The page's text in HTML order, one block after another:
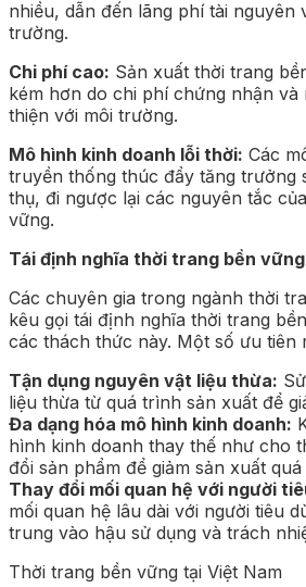
nhiều, dẫn đến lãng phí tài nguyên
trường.
Chi phí cao: Sản xuất thời trang
kém hơn do chi phí chứng nhận và
thiện với môi trường.
Mô hình kinh doanh lỗi thời: Các
truyền thống thúc đẩy tăng trưởng
thụ, đi ngược lại các nguyên tắc
vững.
Tái định nghĩa thời trang bền
Các chuyên gia trong ngành thời
kêu gọi tái định nghĩa thời trang
các thách thức này. Một số ưu tiên
Tận dụng nguyên vật liệu thừa:
liệu thừa từ quá trình sản xuất để
Đa dạng hóa mô hình kinh doanh:
hình kinh doanh thay thế như cho
đổi sản phẩm để giảm sản xuất quá
Thay đổi mối quan hệ với người
mối quan hệ lâu dài với người tiêu
trung vào hậu sử dụng và trách
Thời trang bền vững tại Việt Nam